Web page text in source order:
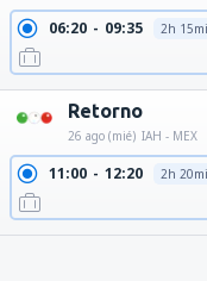
06:20 09:35 2h
Retorno
26 ago (mié) IAH - MEX
11:00 12:20 2h